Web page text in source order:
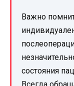
Важно
состояния